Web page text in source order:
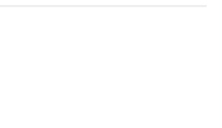
日 11時00分